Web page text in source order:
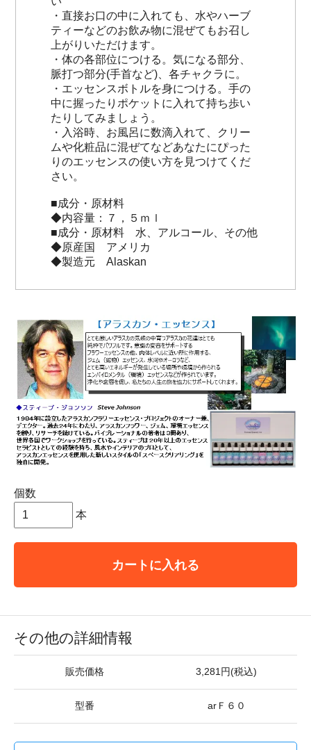
・直接お口の中に入れても、水やハーブ
ティーなどのお飲み物に混ぜてもお召し
上がりいただけます。
・体の各部位につける。気になる部分、
脈打つ部分(手首など)、各チャクラに。
・エッセンスボトルを身につける。手の
中に握ったりポケットに入れて持ち歩い
たりしてみましょう。
・入浴時、お風呂に数滴入れて、クリー
ムや化粧品に混ぜてなどあなたにぴった
りのエッセンスの使い方を見つけてくだ
さい。
■成分・原材料
◆内容量：７，５ｍｌ
■成分・原材料 水、アルコール、その他
◆原産国 アメリカ
◆製造元 Alaskan
個数
本
カートに入れる
その他の詳細情報
販売価格 3,281円(税込)
型番 arＦ６０